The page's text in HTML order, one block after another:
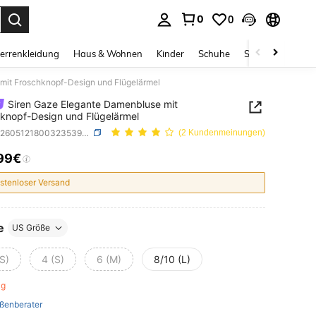
0 0
Haus & Wohnen Kinder Schuhe Schmuck &
Froschknopf-Design und Flügelärmel
Siren Gaze Elegante Damenbluse mit
Design und Flügelärmel
SKU: sz260512180032353971705 (2 Kundenmeinungen)
AND AVAILABILITY
Versand
US Größe
4 (S) 6 (M) 8/10 (L)